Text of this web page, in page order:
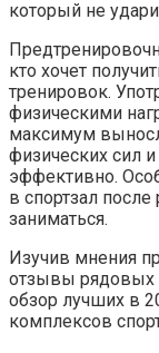
который не
кто хочет
тренировок.
физическими
максимум
физических сил
эффективно.
в спортзал
заниматься.
Изучив мнения
отзывы рядовых
обзор лучших в
комплексов